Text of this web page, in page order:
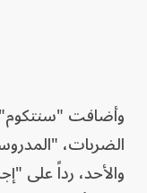
وأضافت
الضربات،
والأحد، رداً على